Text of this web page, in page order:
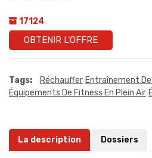
17124
OBTENIR L'OFFRE
Tags: Réchauffer Entraînement De
Équipements De Fitness En Plein Air
La description Dossiers